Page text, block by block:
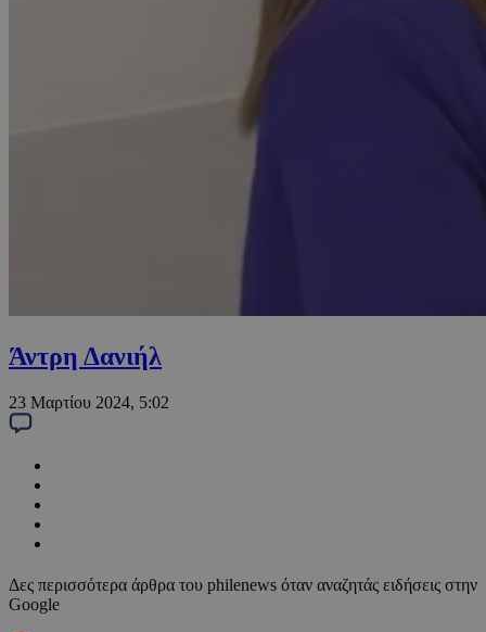
Άντρη Δανιήλ
23 Μαρτίου 2024, 5:02
Δες περισσότερα άρθρα του philenews όταν αναζητάς ειδήσεις στην
Google